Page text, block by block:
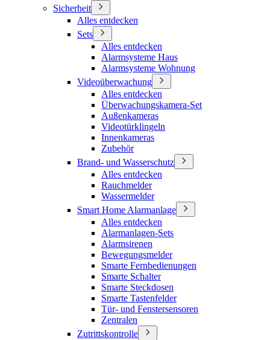
Sicherheit
Alles entdecken
Sets
Alles entdecken
Alarmsysteme Haus
Alarmsysteme Wohnung
Videoüberwachung
Alles entdecken
Überwachungskamera-Set
Außenkameras
Videotürklingeln
Innenkameras
Zubehör
Brand- und Wasserschutz
Alles entdecken
Rauchmelder
Wassermelder
Smart Home Alarmanlage
Alles entdecken
Alarmanlagen-Sets
Alarmsirenen
Bewegungsmelder
Smarte Fernbedienungen
Smarte Schalter
Smarte Steckdosen
Smarte Tastenfelder
Tür- und Fenstersensoren
Zentralen
Zutrittskontrolle